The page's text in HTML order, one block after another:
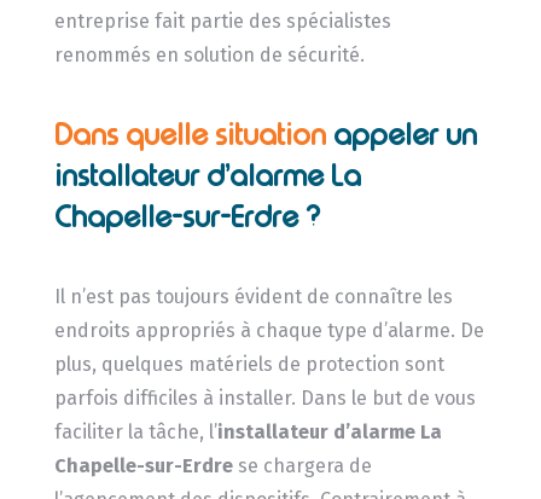
entreprise fait partie des spécialistes
renommés en solution de sécurité.
Dans quelle situation appeler un
installateur d’alarme La
Chapelle-sur-Erdre ?
Il n’est pas toujours évident de connaître les
endroits appropriés à chaque type d’alarme. De
plus, quelques matériels de protection sont
parfois difficiles à installer. Dans le but de vous
faciliter la tâche, l’installateur d’alarme La
Chapelle-sur-Erdrese chargera de